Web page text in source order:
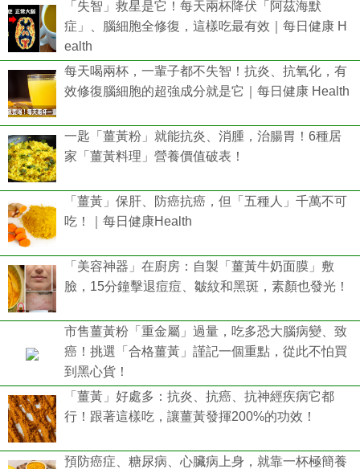
「失智」救星是它！每天兩杯降伏「阿茲海默
症」、腦細胞全修復，這樣吃最有效｜每日健康 H
ealth
每天喝兩杯，一輩子都不失智！抗炎、抗氧化，有
效修復腦細胞的超強成分就是它｜每日健康 Health
一匙「薑黃粉」就能抗炎、消腫，治腸胃！6種居
家「薑黃料理」營養價值破表！
「薑黃」保肝、防癌抗癌，但「五種人」千萬不可
吃！｜每日健康Health
「美容神器」在廚房：自製「薑黃牛奶面膜」敷
臉，15分鐘擊退痘痘、皺紋和黑斑，素顏也發光！
市售薑黃粉「重金屬」過量，吃多恐大腦病變、致
癌！挑選「合格薑黃」謹記一個重點，從此不怕買
到黑心貨！
「薑黃」好處多：抗炎、抗癌、抗神經疾病它都
行！跟著這樣吃，讓薑黃發揮200%的功效！
預防癌症、糖尿病、心臟病上身，就靠一杯極簡養